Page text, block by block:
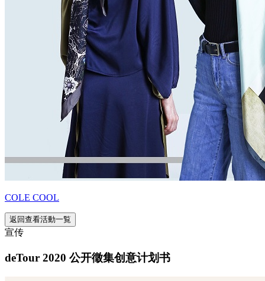
COLE COOL
返回查看活動一覧
宣传
deTour 2020 公开徵集创意计划书